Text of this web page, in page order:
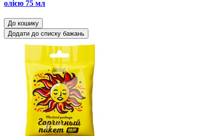
олією 75 мл
До кошику
Додати до списку бажань